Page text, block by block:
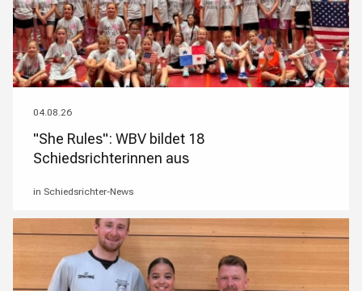
04.08.26
"She Rules": WBV bildet 18
Schiedsrichterinnen aus
in Schiedsrichter-News